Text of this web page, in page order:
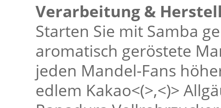
Verarbeitung &
Starten Sie mit Samba
aromatisch geröstete
jeden Mandel-Fans
edlem Kakao<(>,<)>